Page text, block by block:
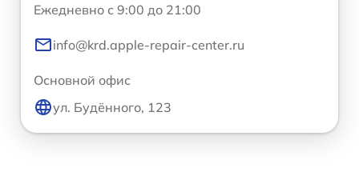
Ежедневно с 9:00 до 21:00
info@krd.apple-repair-center.ru
Основной офис
ул. Будённого, 123